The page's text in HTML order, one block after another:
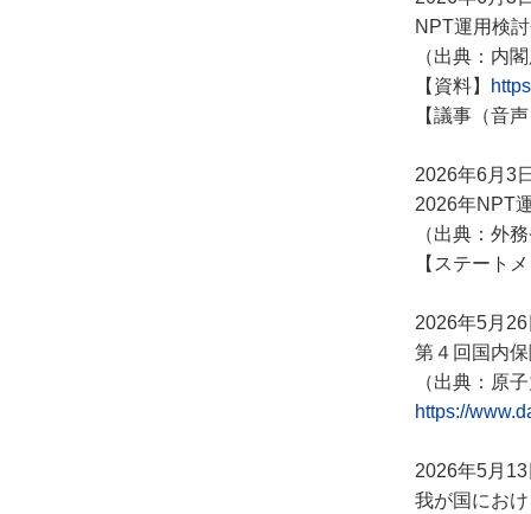
NPT運用検
（出典：内
【資料】
【議事（音
2026年6月3
2026年NPT
（出典：外
【ステート
2026年5月26
第４回国内
（出典：原
https://
2026年5月13
我が国にお